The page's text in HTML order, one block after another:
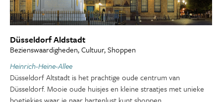
Düsseldorf Aldstadt
Bezienswaardigheden, Cultuur, Shoppen
Heinrich-Heine-Allee
Düsseldorf Altstadt is het prachtige oude centrum van
Düsseldorf. Mooie oude huisjes en kleine straatjes met unieke
boetiekjes waar je naar hartenlust kunt shoppen.